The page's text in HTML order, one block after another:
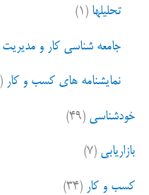
تحلیلها (۱)
جامعه شناسی کار و مدیریت
نمایشنامه های کسب و کار (۱)
خودشناسی (۴۹)
بازاریابی (۷)
کسب و کار (۳۴)